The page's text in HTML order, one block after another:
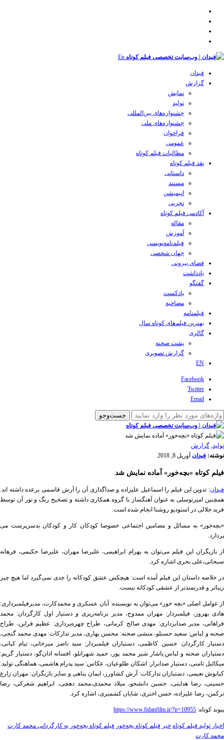
En
فیدان
گزارش
نمایش
تولید
‌‌جشنواره‌های بین‌المللی
جشنواره‌های ملی
فراخوان
عمومی
مطالبات فیلم کوتاه
نقد فیلم کوتاه
داستانی
مستند
انیمیشن
تجربی
آکادمی فیلم کوتاه
مقاله
آموزش
فیلم‌نامه‌نویسی
جهان شخصی
فضای بیرونی
یادداشت
گفتگو
پادکست
مصاحبه
فیلمنامه
بهترین فیلم‌های کوتاه سال
گالری
پشت صحنه
گزارش تصویری
EN
Facebook
Twitter
Email
تولید, گزارش
نوشته: فیدان آوریل 8, 2018
فیلم کوتاه «بچه‌خور» آماده نمایش شد
فیدان: تدوین این فیلم را اسماعیل علیزاده و صداگذاری آن را آرش قاسمی برعده داشته اند.
همچنین امیرتوسلی به عنوان آهنگساز با گروه همکاری داشته و تصحیح رنگ و نور آن توسط
فربد جلالی در استودیو روشنا انجام شده است.
«بچه‌خور» به مسائل و مضامین اجتماعی خصوصا كودكان كار و كودكان بدسرپرست می
پردازد.
از بازیگران این فیلم می‌توان به بهرام ابراهیمی، علیرضا مهران، علیرضا حكیمی، فرهانه
سبحانی،علی بحری اشاره كرد.
در خلاصه داستان این فیلم آمده است: هیچكس عشق كودكانه را جدی نمی‌گیرد اما هیچ چیز
زیباتر و قدرتمندتر از عشقی کودکانه نیست.
از عوامل اصلی «بچه خور» می‌توان به نویسنده: آبان عسکری و محمدکارت، مدیرفیلمبرداری:
هادی بهروز، فیلمبردار: مهران ممدوح، مدیر برنامه‌ریزی و دستیار اول کارگردان: محمد
فراهانی، مدیر صدابرداری: مهدی صالح كرمانی، طراح چهره‌پردازی: عظیم فراین، طراح
صحنه و لباس: سعید حسنلو، منشی صحنه: محسن بهاری، مدیر تداركات: مهدی محمد گنجی،
دستیار کارگردان: حسین کاظمی، دستیاران فیلمبردار: سید ناصر میرخانی، تیام کیانی،
دستیاران صحنه و لباس:یاشار شیر محمد پور، حمید شهرانلو، افسانه اذان‌گو، دستیار گریم:
میکائیل ثامنی، دستیار صدابرار: اشکان طلوعیان، عکاس: سید پدرام هاشمی، هماهنگی تولید:
کیانوش نعیمی، دستیاران تدارکات: آرش کشاورز، ایمان پناهی و سایر بازیگران: مهران زارع
حسینی، رضا هدایتی، حسین دانشجو، میلاد محمدی،محمد دهچی، ابراهیم شعرکی، رضا
ترکمن، رضا علیزاده، حسن اختری، شایان کشمیری، اشاره کرد.
پیوند کوتاه: https://www.fidanfilm.ir/?p=10955
اخبار تولید فیلم کوتاه خبر فیلم کوتاه بچه‌خور فیلم کوتاه بچه‌خور به کارگردانی محمد كارت
محمد کارت